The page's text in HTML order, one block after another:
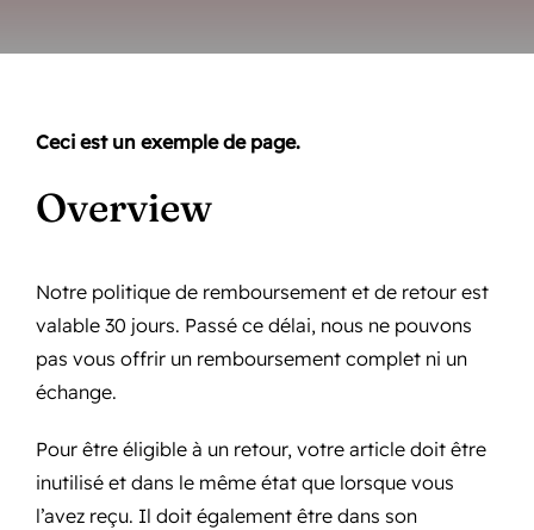
Ceci est un exemple de page.
Overview
Notre politique de remboursement et de retour est
valable 30 jours. Passé ce délai, nous ne pouvons
pas vous offrir un remboursement complet ni un
échange.
Pour être éligible à un retour, votre article doit être
inutilisé et dans le même état que lorsque vous
l’avez reçu. Il doit également être dans son